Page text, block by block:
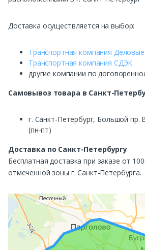
Доставка осуществляется на выбор:
Транспортная компания
Транспортная компания СДЭК
другие компании по
Самовывоз товара в Санкт-
г. Санкт-Петербург, Большой пр.
(пн-пт)
Доставка по Санкт-Петербургу
Бесплатная доставка при заказе от
отмеченной зоны г. Санкт-Петербурга.